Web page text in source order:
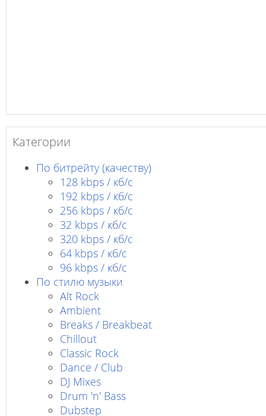
Категории
По битрейту (качеству)
128 kbps / кб/c
192 kbps / кб/c
256 kbps / кб/с
32 kbps / кб/c
320 kbps / кб/с
64 kbps / кб/c
96 kbps / кб/c
По стилю музыки
Alt Rock
Ambient
Breaks / Breakbeat
Chillout
Classic Rock
Dance / Club
DJ Mixes
Drum 'n' Bass
Dubstep